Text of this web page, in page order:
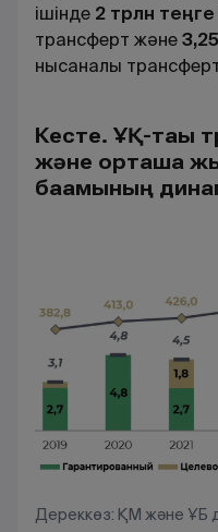
ішінде 2 трлн теңге
трансферт және
нысаналы
Кесте. ҰҚ-тағы
және орташа
бағамының
Дереккөз: ҚМ және ҰБ